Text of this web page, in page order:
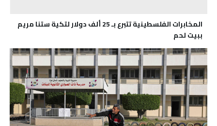
المخابرات الفلسطينية تتبرع بـ 25 ألف دولار لتكية ستنا مريم
ببيت لحم